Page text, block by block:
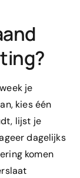
je
kies één
lijst je
dagelijks
komen